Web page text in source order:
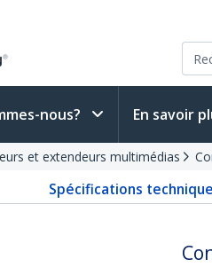
nous? En savoir
et extendeurs multimédias
Spécifications